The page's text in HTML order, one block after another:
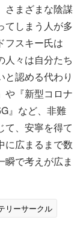
さまざまな陰謀
てしまう人が多
フスキー氏は
人々は自分たち
認める代わり
や『新型コロナ
』など、非難
て、安寧を得て
に広まるまで数
で考えが広ま
リーサークル